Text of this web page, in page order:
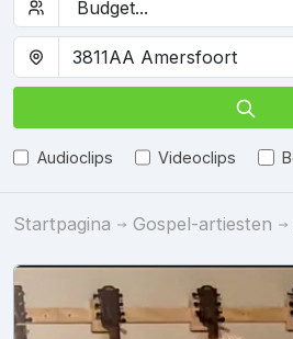
Audioclips Videoclips
Startpagina Gospel-artiesten